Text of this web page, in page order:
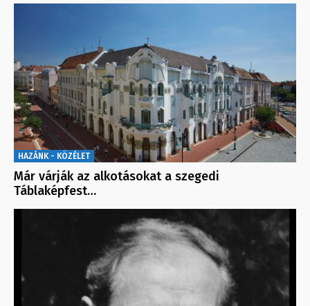
HAZÁNK - KÖZÉLET
Már várják az alkotásokat a szegedi
Táblaképfest…